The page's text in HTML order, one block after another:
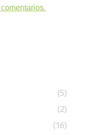
(5)
(2)
(16)